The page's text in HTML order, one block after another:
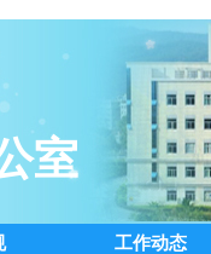
室
工作动态